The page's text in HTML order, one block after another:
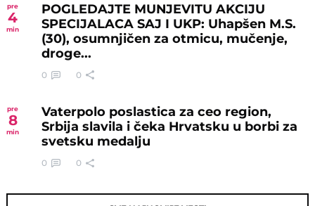
pre
4
min
POGLEDAJTE MUNJEVITU AKCIJU
SPECIJALACA SAJ I UKP: Uhapšen M.S.
(30), osumnjičen za otmicu, mučenje,
droge...
0 0
pre
8
min
Vaterpolo poslastica za ceo region,
Srbija slavila i čeka Hrvatsku u borbi za
svetsku medalju
0 0